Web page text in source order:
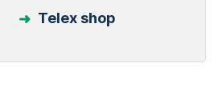
Telex shop